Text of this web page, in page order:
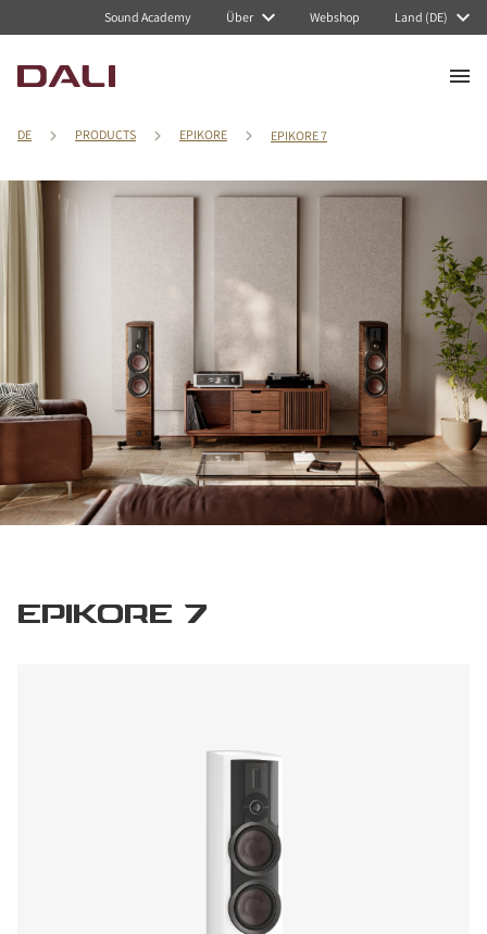
Sound Academy Über Webshop Land (DE)
DE PRODUCTS EPIKORE EPIKORE 7
EPIKORE 7